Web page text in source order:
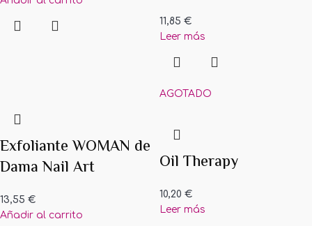
11,85 €
Leer más
Exfoliante WOMAN de
Dama Nail Art
13,55 €
Añadir al carrito
AGOTADO
Oil Therapy
10,20 €
Leer más